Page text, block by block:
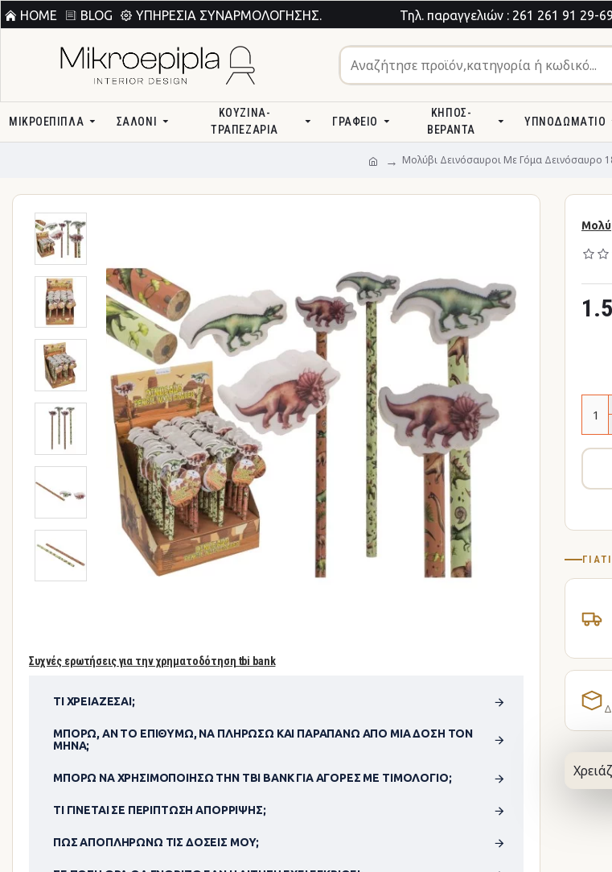
HOME BLOG ΥΠΗΡΕΣΊΑ ΣΥΝΑΡΜΟΛΌΓΗΣΗΣ. Τηλ. παραγγελιών : 261 261 91 29-
ΜΙΚΡΟΕΠΙΠΛΑ ΣΑΛΌΝΙ
ΚΟΥΖΊΝΑ-
ΤΡΑΠΕΖΑΡΊΑ
ΓΡΑΦΕΊΟ
ΚΉΠΟΣ-
ΒΕΡΆΝΤΑ
ΥΠΝΟΔΩΜΆΤΙΟ
Μολύβι Δεινόσαυροι Με Γόμα Δεινόσαυρο
Συχνές ερωτήσεις για την χρηματοδότηση tbi bank
ΤΙ ΧΡΕΙΆΖΕΣΑΙ;
ΜΠΟΡΏ, ΑΝ ΤΟ ΕΠΙΘΥΜΏ, ΝΑ ΠΛΗΡΏΣΩ ΚΑΙ ΠΑΡΑΠΆΝΩ ΑΠΌ ΜΊΑ ΔΌΣΗ ΤΟΝ
ΜΉΝΑ;
ΜΠΟΡΏ ΝΑ ΧΡΗΣΙΜΟΠΟΊΗΣΩ ΤΗΝ TBI BANK ΓΙΑ ΑΓΟΡΈΣ ΜΕ ΤΙΜΟΛΌΓΙΟ;
ΤΙ ΓΊΝΕΤΑΙ ΣΕ ΠΕΡΊΠΤΩΣΗ ΑΠΌΡΡΙΨΗΣ;
ΠΏΣ ΑΠΟΠΛΗΡΏΝΩ ΤΙΣ ΔΌΣΕΙΣ ΜΟΥ;